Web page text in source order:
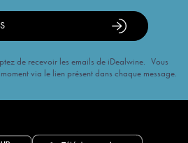
de recevoir les emails de iDealwine. Vous
via le lien présent dans chaque message.